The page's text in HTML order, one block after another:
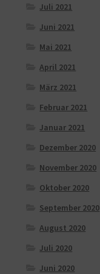
Juli 2021
Juni 2021
Mai 2021
April 2021
März 2021
Februar 2021
Januar 2021
Dezember 2020
November 2020
Oktober 2020
September 2020
August 2020
Juli 2020
Juni 2020